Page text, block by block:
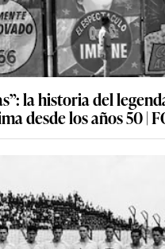
la historia del
desde los años 50 |